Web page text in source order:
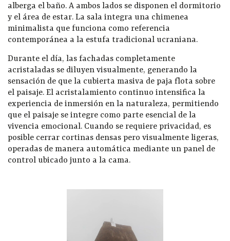
alberga el baño. A ambos lados se disponen el dormitorio
y el área de estar. La sala integra una chimenea
minimalista que funciona como referencia
contemporánea a la estufa tradicional ucraniana.
Durante el día, las fachadas completamente
acristaladas se diluyen visualmente, generando la
sensación de que la cubierta masiva de paja flota sobre
el paisaje. El acristalamiento continuo intensifica la
experiencia de inmersión en la naturaleza, permitiendo
que el paisaje se integre como parte esencial de la
vivencia emocional. Cuando se requiere privacidad, es
posible cerrar cortinas densas pero visualmente ligeras,
operadas de manera automática mediante un panel de
control ubicado junto a la cama.